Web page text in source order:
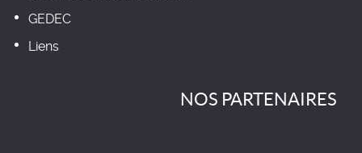
GEDEC
Liens
NOS PARTENAIRES